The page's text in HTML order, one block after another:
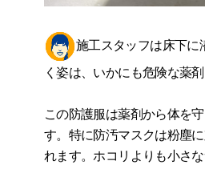
施工スタッフは床下に
く姿は、いかにも危険な薬
この防護服は薬剤から体を
す。特に防汚マスクは粉塵
れます。ホコリよりも小さ